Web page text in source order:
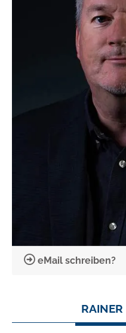
eMail schreiben?